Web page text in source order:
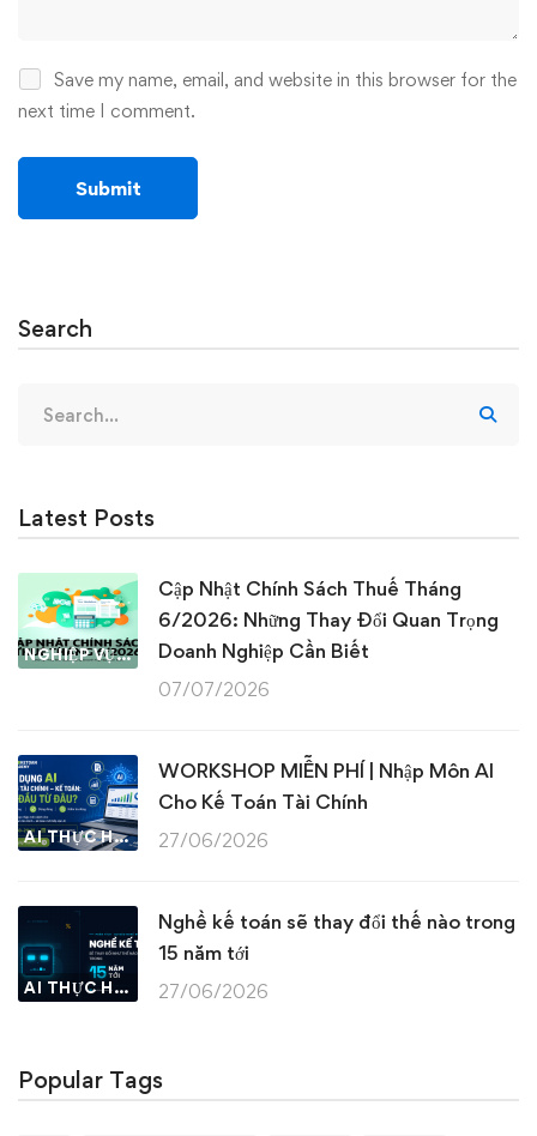
Save my name, email, and website in this browser for the
next time I comment.
Search
for:
Latest Posts
NGHIỆP VỤ KẾ TOÁN & THUẾ
Cập Nhật Chính Sách Thuế Tháng
6/2026: Những Thay Đổi Quan Trọng
Doanh Nghiệp Cần Biết
07/07/2026
AI THỰC HÀNH
WORKSHOP MIỄN PHÍ | Nhập Môn AI
Cho Kế Toán Tài Chính
27/06/2026
AI THỰC HÀNH
Nghề kế toán sẽ thay đổi thế nào trong
15 năm tới
27/06/2026
Popular Tags